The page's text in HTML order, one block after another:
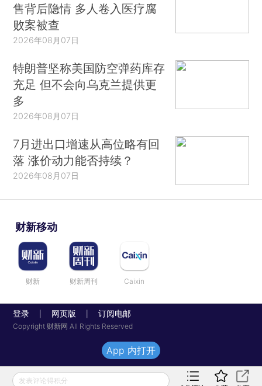
售背后隐情 多人卷入医疗腐
败案被查
2026年08月07日
特朗普坚称美国防空弹药库存
充足 但不会向乌克兰提供更
多
2026年08月07日
7月进出口增速从高位略有回
落 涨价动力能否持续？
2026年08月07日
财新移动
财新 财新周刊 Caixin
登录 网页版 订阅电邮
Copyright 财新网 All Rights Reserved
发表评论得积分
App 内打开